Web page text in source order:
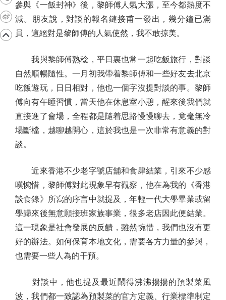
參與《一飯封神》後，黎師傅人氣大漲，至今都熱度不
減。朋友說，對談的報名鏈接甫一發出，幾分鐘已滿
員，這絕對是黎師傅的人氣使然，我不敢掠美。
我與黎師傅熟稔，平日裏也常一起吃飯旅行，對談
自然順暢隨性。一月初我帶着黎師傅和一些好友去北京
吃飯遊玩，日日相對，他也一個字沒提對談的事。黎師
傅向有午睡習慣，當天他在休息室小憩，醒來後我們就
直接進了會場，全程都是隨着思路慢慢聊去，竟毫無冷
場斷檔，越聊越開心，這於我也是一次非常有意義的對
談。
近來香港不少老字號店舖和食肆結業，引來不少感
嘆惋惜，黎師傅對此現象早有觀察，他在為我的《香港
談食錄》所寫的序言中就提及，年輕一代大學畢業或留
學歸來後無意願接班家族事業，很多老店因此便結業。
這一現象是社會發展的反饋，雖然惋惜，我們也沒有更
好的辦法。如何保育本地文化，需要各方力量的參與，
也需要一些人為的干預。
對談中，他也提及最近鬧得沸沸揚揚的預製菜風
波，我們都一致認為預製菜的官方定義、行業標準制定